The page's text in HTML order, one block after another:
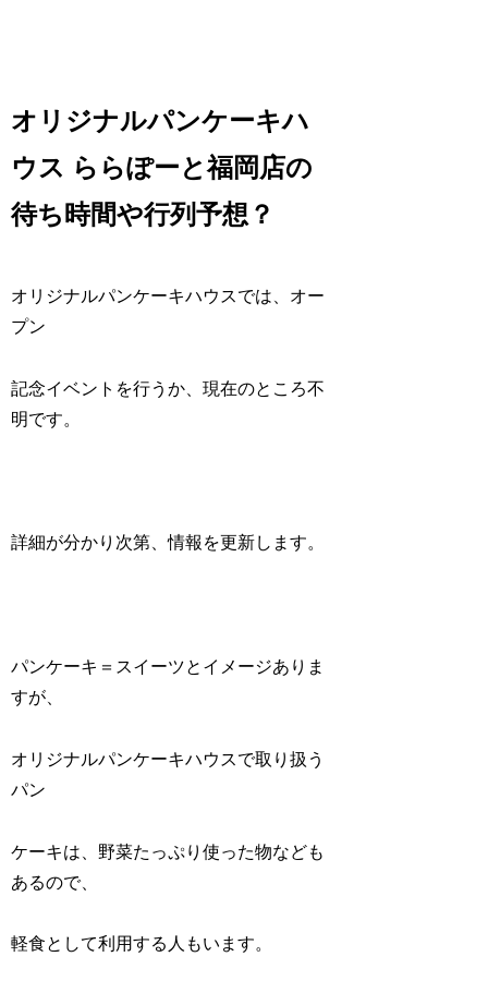
オリジナルパンケーキハ
ウス ららぽーと福岡店の
待ち時間や行列予想？
オリジナルパンケーキハウスでは、オー
プン
記念イベントを行うか、現在のところ不
明です。
詳細が分かり次第、情報を更新します。
パンケーキ＝スイーツとイメージありま
すが、
オリジナルパンケーキハウスで取り扱う
パン
ケーキは、野菜たっぷり使った物なども
あるので、
軽食として利用する人もいます。